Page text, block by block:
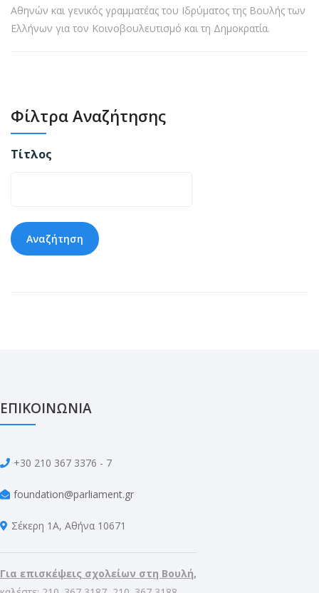
Αθηνών και γενικός γραμματέας του Ιδρύματος της Βουλής των
Ελλήνων για τον Κοινοβουλευτισμό και τη Δημοκρατία.
Φίλτρα Αναζήτησης
Τίτλος
ΕΠΙΚΟΙΝΩΝΙΑ
+30 210 367 3376 - 7
foundation@parliament.gr
Σέκερη 1Α, Αθήνα 10671
Για επισκέψεις σχολείων στη Βουλή,